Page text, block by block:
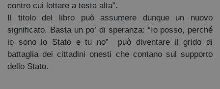
contro cui lottare a testa alta”.
Il titolo del libro può assumere dunque un nuovo
significato. Basta un po’ di speranza: “Io posso, perché
io sono lo Stato e tu no” può diventare il grido di
battaglia dei cittadini onesti che contano sul supporto
dello Stato.